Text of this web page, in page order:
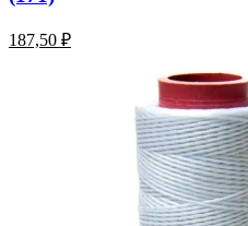
187,50 ₽